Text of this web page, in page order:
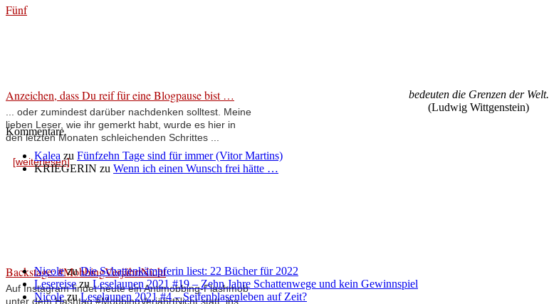
Fünf
Anzeichen, dass Du reif für eine Blogpause bist …
... oder zumindest darüber nachdenken solltest. Meine
lieben Leser, wie ihr gemerkt habt, wurde es hier in
den letzten Monaten schleichenden Schrittes ...
[weiterlesen]
Backstage: #MobbingVerjährtNicht
Auf Instagram findet heute ein Antimobbing-Flashmob
unter dem Hashtag #MobbingVerjährtNicht statt, ins
bedeuten die Grenzen der Welt.
(Ludwig Wittgenstein)
Kommentare
Kalea zu Fünfzehn Tage sind für immer (Vitor Martins)
KRIEGERIN zu Wenn ich einen Wunsch frei hätte …
NicolezuDie Schattenkämpferin liest: 22 Bücher für 2022
Lesereisezu Leselaunen 2021 #19 – Zehn Jahre Schattenwege und kein Gewinnspiel
Nicole zuLeselaunen 2021 #4 – Seifenblasenleben auf Zeit?